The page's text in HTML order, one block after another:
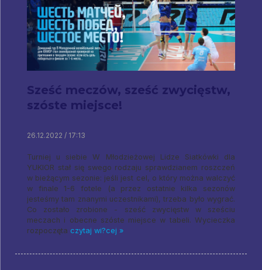
Sześć meczów, sześć zwycięstw,
szóste miejsce!
26.12.2022 / 17:13
Turniej u siebie W Młodzieżowej Lidze Siatkówki dla
YUKIOR stał się swego rodzaju sprawdzianem roszczeń
w bieżącym sezonie: jeśli jest cel, o który można walczyć
w finale 1-6 fotele (a przez ostatnie kilka sezonów
jesteśmy tam znanymi uczestnikami), trzeba było wygrać.
Co zostało zrobione - sześć zwycięstw w sześciu
meczach i obecne szóste miejsce w tabeli. Wycieczka
rozpoczęta czytaj wi?cej »